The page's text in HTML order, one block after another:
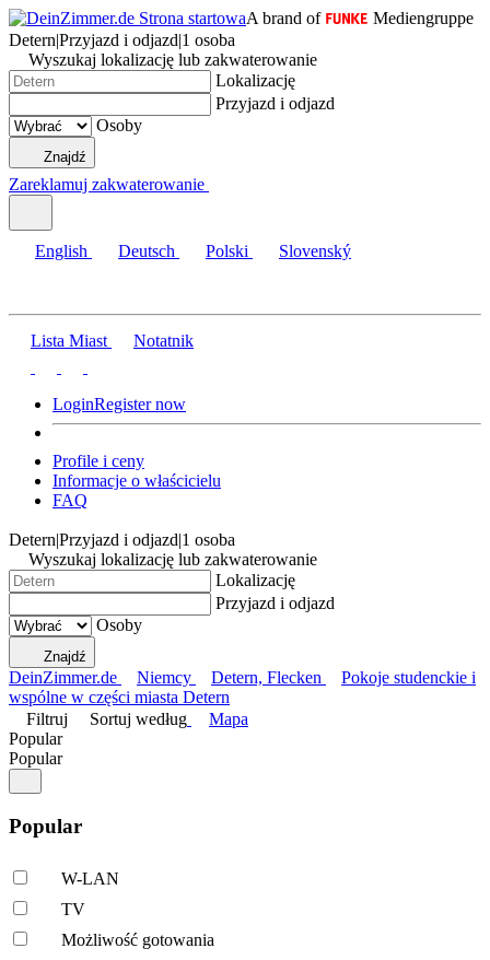
A brand of
Mediengruppe
Detern|Przyjazd i odjazd|1 osoba
Wyszukaj lokalizację lub zakwaterowanie
Lokalizację
Przyjazd i odjazd
Osoby
Znajdź
Zareklamuj zakwaterowanie
English Deutsch Polski Slovenský
Lista Miast Notatnik
LoginRegister now
Profile i ceny
Informacje o właścicielu
FAQ
Detern|Przyjazd i odjazd|1 osoba
Wyszukaj lokalizację lub zakwaterowanie
Lokalizację
Przyjazd i odjazd
Osoby
Znajdź
DeinZimmer.de Niemcy Detern, Flecken
Pokoje studenckie i
wspólne w części miasta Detern
Filtruj
Sortuj według
Mapa
Popular
Popular
Popular
W-LAN
TV
Możliwość gotowania